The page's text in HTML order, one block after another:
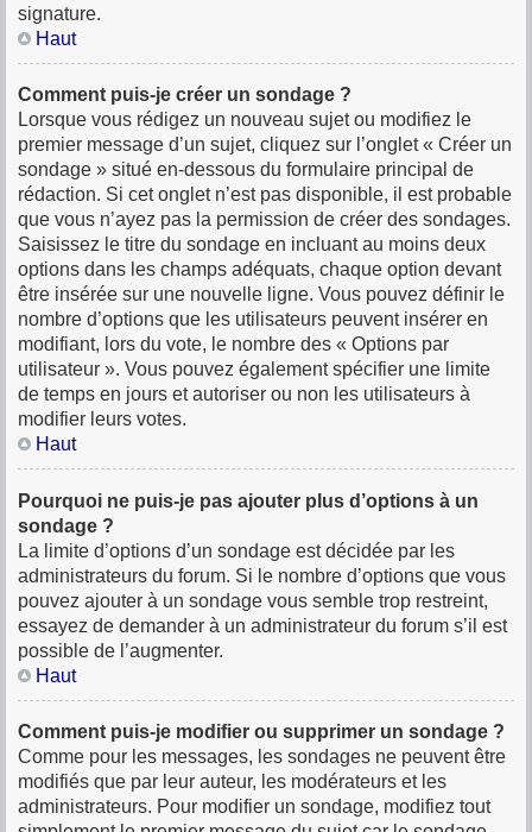
signature.
Haut
Comment puis-je créer un sondage ?
Lorsque vous rédigez un nouveau sujet ou modifiez le
premier message d’un sujet, cliquez sur l’onglet « Créer un
sondage » situé en-dessous du formulaire principal de
rédaction. Si cet onglet n’est pas disponible, il est probable
que vous n’ayez pas la permission de créer des sondages.
Saisissez le titre du sondage en incluant au moins deux
options dans les champs adéquats, chaque option devant
être insérée sur une nouvelle ligne. Vous pouvez définir le
nombre d’options que les utilisateurs peuvent insérer en
modifiant, lors du vote, le nombre des « Options par
utilisateur ». Vous pouvez également spécifier une limite
de temps en jours et autoriser ou non les utilisateurs à
modifier leurs votes.
Haut
Pourquoi ne puis-je pas ajouter plus d’options à un
sondage ?
La limite d’options d’un sondage est décidée par les
administrateurs du forum. Si le nombre d’options que vous
pouvez ajouter à un sondage vous semble trop restreint,
essayez de demander à un administrateur du forum s’il est
possible de l’augmenter.
Haut
Comment puis-je modifier ou supprimer un sondage ?
Comme pour les messages, les sondages ne peuvent être
modifiés que par leur auteur, les modérateurs et les
administrateurs. Pour modifier un sondage, modifiez tout